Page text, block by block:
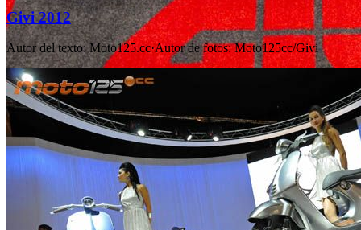
Givi 2012
Autor del texto: Moto125.cc·Autor de fotos: Moto125cc/Givi